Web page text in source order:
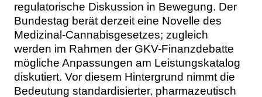
regulatorische Diskussion in Bewegung. Der
Bundestag berät derzeit eine Novelle des
Medizinal-Cannabisgesetzes; zugleich
werden im Rahmen der GKV-Finanzdebatte
mögliche Anpassungen am Leistungskatalog
diskutiert. Vor diesem Hintergrund nimmt die
Bedeutung standardisierter, pharmazeutisch